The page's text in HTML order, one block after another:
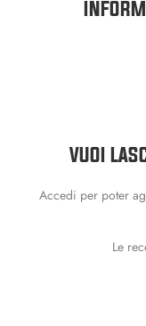
VUOI
Accedi per poter
Le